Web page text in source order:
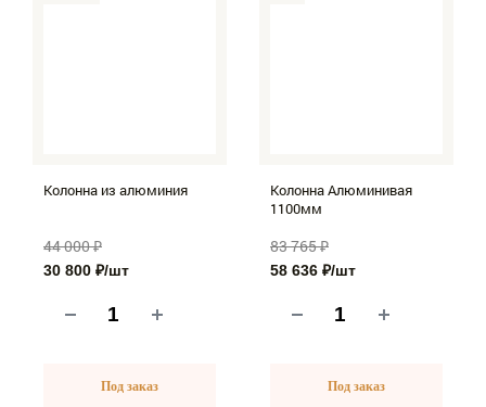
Колонна из алюминия
44 000 ₽
30 800 ₽/шт
Под заказ
Колонна Алюминивая
1100мм
83 765 ₽
58 636 ₽/шт
Под заказ